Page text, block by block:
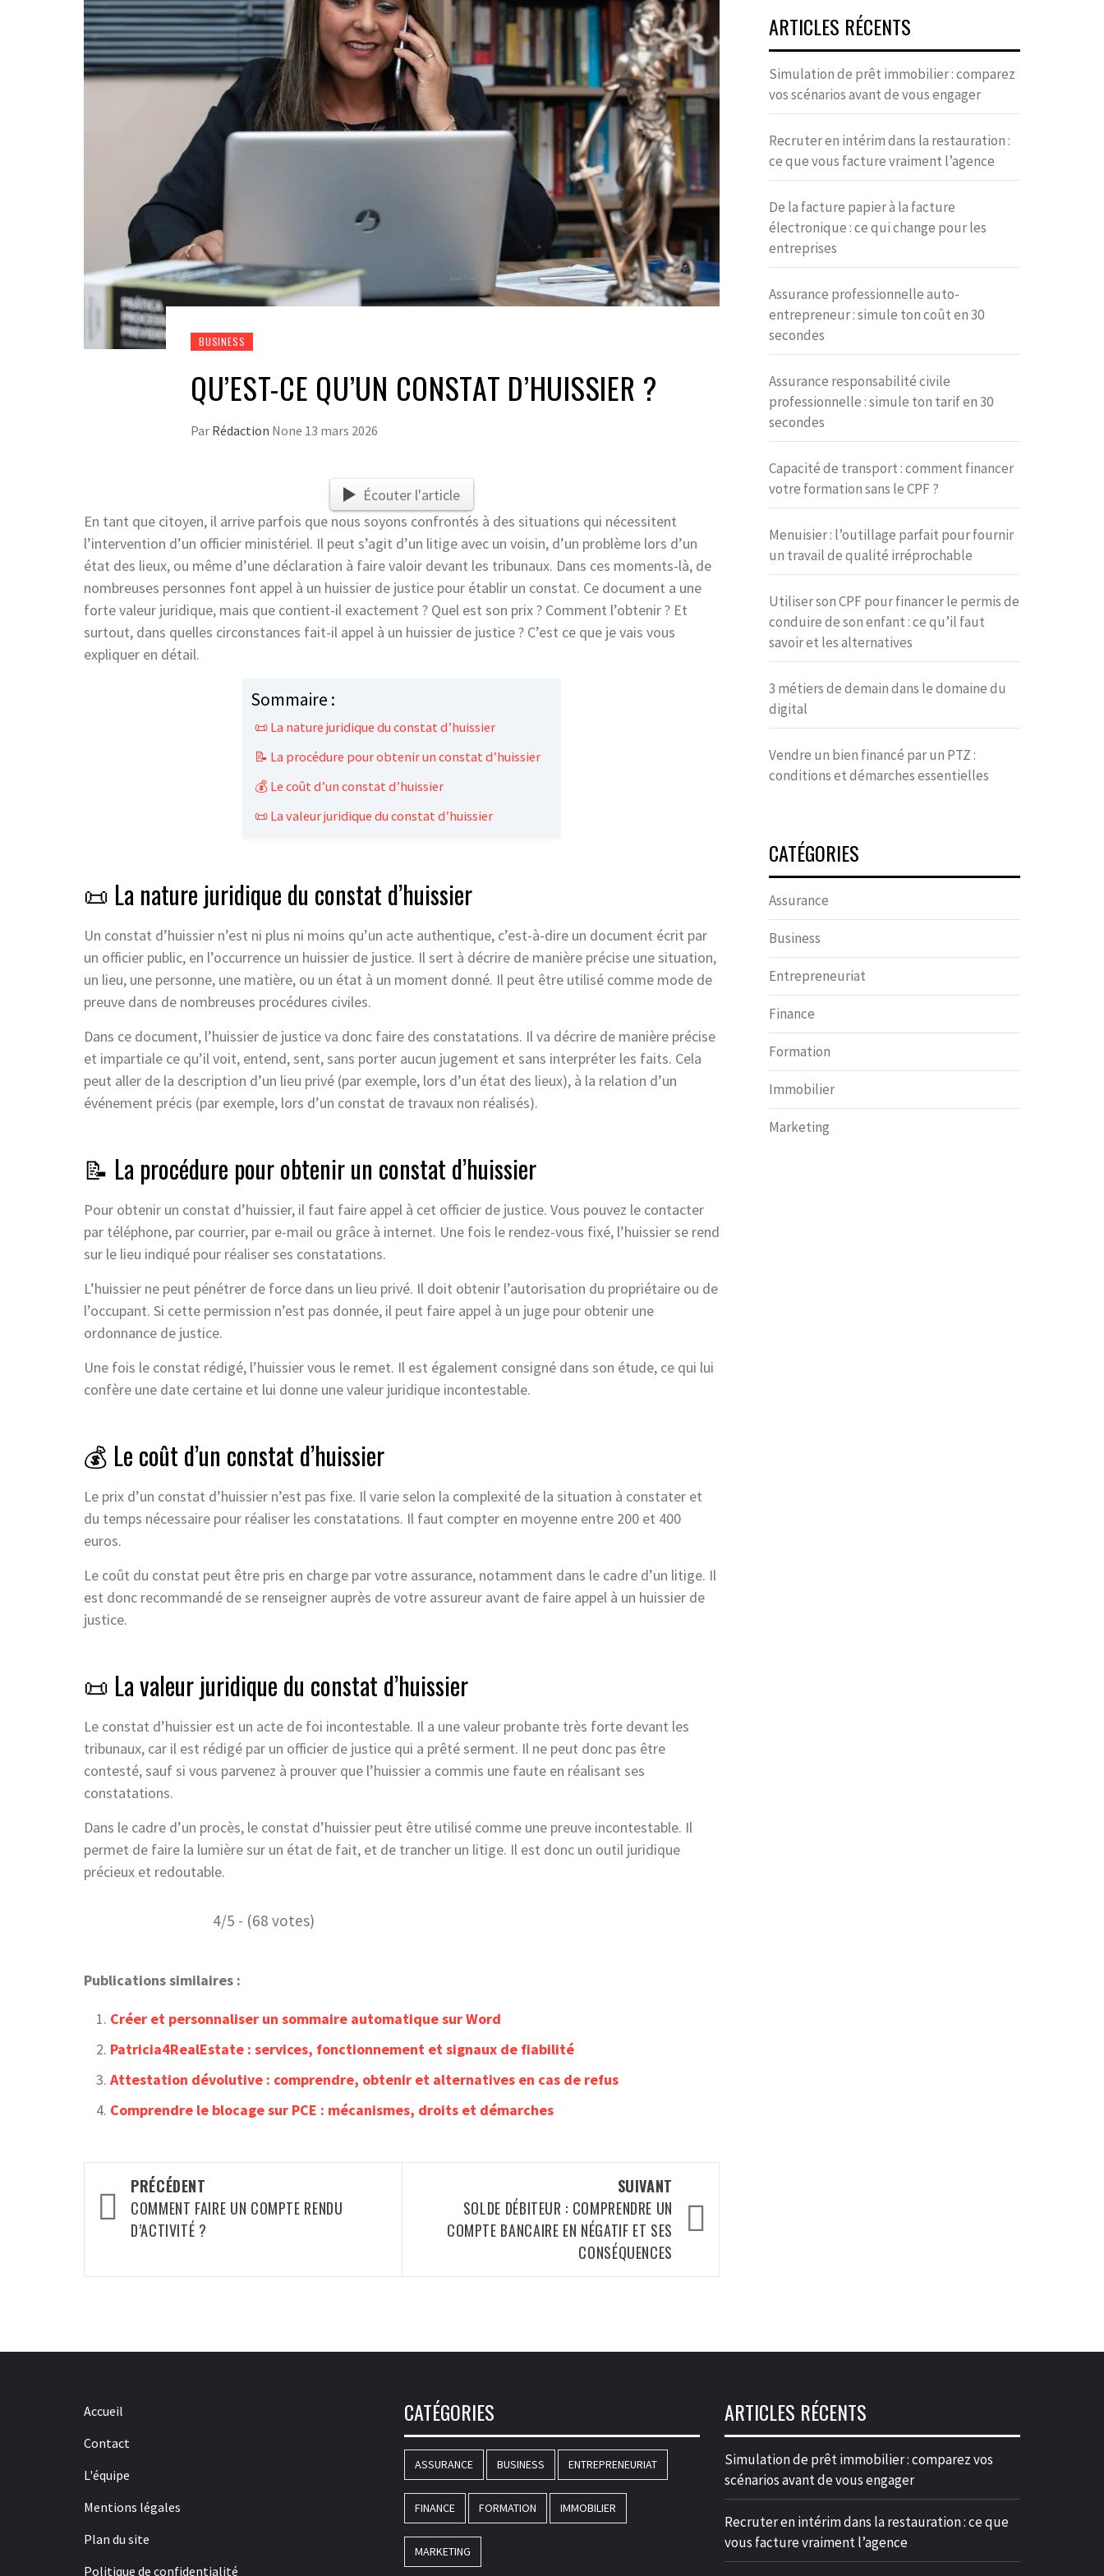
BUSINESS
QU’EST-CE QU’UN CONSTAT D’HUISSIER ?
Par Rédaction None 13 mars 2026
Écouter l'article
En tant que citoyen, il arrive parfois que nous soyons confrontés à des situations qui nécessitent
l’intervention d’un officier ministériel. Il peut s’agit d’un litige avec un voisin, d’un problème lors d’un
état des lieux, ou même d’une déclaration à faire valoir devant les tribunaux. Dans ces moments-là, de
nombreuses personnes font appel à un huissier de justice pour établir un constat. Ce document a une
forte valeur juridique, mais que contient-il exactement ? Quel est son prix ? Comment l’obtenir ? Et
surtout, dans quelles circonstances fait-il appel à un huissier de justice ? C’est ce que je vais vous
expliquer en détail.
Sommaire :
📜 La nature juridique du constat d’huissier
📝 La procédure pour obtenir un constat d’huissier
💰 Le coût d’un constat d’huissier
📜 La valeur juridique du constat d’huissier
📜 La nature juridique du constat d’huissier
Un constat d’huissier n’est ni plus ni moins qu’un acte authentique, c’est-à-dire un document écrit par
un officier public, en l’occurrence un huissier de justice. Il sert à décrire de manière précise une situation,
un lieu, une personne, une matière, ou un état à un moment donné. Il peut être utilisé comme mode de
preuve dans de nombreuses procédures civiles.
Dans ce document, l’huissier de justice va donc faire des constatations. Il va décrire de manière précise
et impartiale ce qu’il voit, entend, sent, sans porter aucun jugement et sans interpréter les faits. Cela
peut aller de la description d’un lieu privé (par exemple, lors d’un état des lieux), à la relation d’un
événement précis (par exemple, lors d’un constat de travaux non réalisés).
📝 La procédure pour obtenir un constat d’huissier
Pour obtenir un constat d’huissier, il faut faire appel à cet officier de justice. Vous pouvez le contacter
par téléphone, par courrier, par e-mail ou grâce à internet. Une fois le rendez-vous fixé, l’huissier se rend
sur le lieu indiqué pour réaliser ses constatations.
L’huissier ne peut pénétrer de force dans un lieu privé. Il doit obtenir l’autorisation du propriétaire ou de
l’occupant. Si cette permission n’est pas donnée, il peut faire appel à un juge pour obtenir une
ordonnance de justice.
Une fois le constat rédigé, l’huissier vous le remet. Il est également consigné dans son étude, ce qui lui
confère une date certaine et lui donne une valeur juridique incontestable.
💰 Le coût d’un constat d’huissier
Le prix d’un constat d’huissier n’est pas fixe. Il varie selon la complexité de la situation à constater et
du temps nécessaire pour réaliser les constatations. Il faut compter en moyenne entre 200 et 400
euros.
Le coût du constat peut être pris en charge par votre assurance, notamment dans le cadre d’un litige. Il
est donc recommandé de se renseigner auprès de votre assureur avant de faire appel à un huissier de
justice.
📜 La valeur juridique du constat d’huissier
Le constat d’huissier est un acte de foi incontestable. Il a une valeur probante très forte devant les
tribunaux, car il est rédigé par un officier de justice qui a prêté serment. Il ne peut donc pas être
contesté, sauf si vous parvenez à prouver que l’huissier a commis une faute en réalisant ses
constatations.
Dans le cadre d’un procès, le constat d’huissier peut être utilisé comme une preuve incontestable. Il
permet de faire la lumière sur un état de fait, et de trancher un litige. Il est donc un outil juridique
précieux et redoutable.
4/5 - (68 votes)
Publications similaires :
Créer et personnaliser un sommaire automatique sur Word
Patricia4RealEstate : services, fonctionnement et signaux de fiabilité
Attestation dévolutive : comprendre, obtenir et alternatives en cas de refus
Comprendre le blocage sur PCE : mécanismes, droits et démarches
Navigation
d’article
PRÉCÉDENT
COMMENT FAIRE UN COMPTE RENDU
D’ACTIVITÉ ?
SUIVANT
SOLDE DÉBITEUR : COMPRENDRE UN
COMPTE BANCAIRE EN NÉGATIF ET SES
CONSÉQUENCES
ARTICLES RÉCENTS
Simulation de prêt immobilier : comparez
vos scénarios avant de vous engager
Recruter en intérim dans la restauration :
ce que vous facture vraiment l’agence
De la facture papier à la facture
électronique : ce qui change pour les
entreprises
Assurance professionnelle auto-
entrepreneur : simule ton coût en 30
secondes
Assurance responsabilité civile
professionnelle : simule ton tarif en 30
secondes
Capacité de transport : comment financer
votre formation sans le CPF ?
Menuisier : l’outillage parfait pour fournir
un travail de qualité irréprochable
Utiliser son CPF pour financer le permis de
conduire de son enfant : ce qu’il faut
savoir et les alternatives
3 métiers de demain dans le domaine du
digital
Vendre un bien financé par un PTZ :
conditions et démarches essentielles
CATÉGORIES
Assurance
Business
Entrepreneuriat
Finance
Formation
Immobilier
Marketing
Accueil
Contact
L'équipe
Mentions légales
Plan du site
Politique de confidentialité
CATÉGORIES
ASSURANCE BUSINESS ENTREPRENEURIAT
FINANCE FORMATION IMMOBILIER
MARKETING
ARTICLES RÉCENTS
Simulation de prêt immobilier : comparez vos
scénarios avant de vous engager
Recruter en intérim dans la restauration : ce que
vous facture vraiment l’agence